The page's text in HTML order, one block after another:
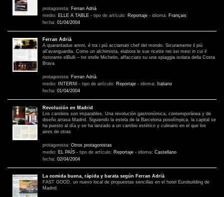
protagonista: Ferran Adrià
medio: ELLE A TABLE - tipo de artículo: Reportaje - idioma: Français
fecha: 01/04/2004
Ferran Adrià
A quarantadue annni, é tra i piú acclamati chef del mondo. Sicuramente il piú
all’avanguardia. Come un alchimista, elabora le sue ricette nei sei mesi in cui il
ristorante elBulli – tre stelle Michelin, affacciato su una spiaggia isolata della Costa
Brava
protagonista: Ferran Adrià
medio:
INTERNI - tipo de artículo: Reportaje - idioma:
Italiano
fecha: 01/04/2004
Revolución en Madrid
Los cambios son imparables. Una revolución gastronómica, contemporánea y de
diseño arrasa Madrid. Siguiendo la estela de la Barcelona posolímpica, la capital se
ha puesto al día y se ha lanzado a un cambio estético y culinario en el que los
aires de otras
protagonista: Otros protagonistas
medio: EL PAÍS - tipo de artículo: Reportaje - idioma: Castellano
fecha: 02/04/2004
La comida buena, rápida y barata según Ferran Adrià
FAST GOOD, un nuevo local de propuestas sencillas en el hotel Eurobuilding de
Madrid.